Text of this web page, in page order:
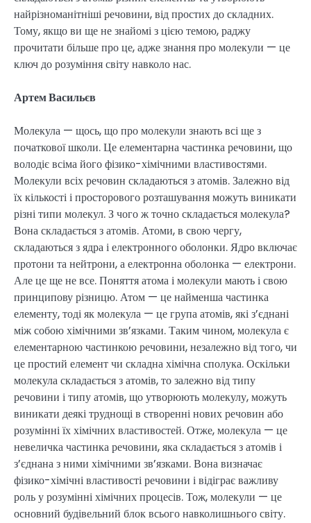
найрізноманітніші речовини, від простих до складних.
Тому, якщо ви ще не знайомі з цією темою, раджу
прочитати більше про це, адже знання про молекули — це
ключ до розуміння світу навколо нас.
Артем Васильєв
Молекула — щось, що про молекули знають всі ще з
початкової школи. Це елементарна частинка речовини, що
володіє всіма його фізико-хімічними властивостями.
Молекули всіх речовин складаються з атомів. Залежно від
їх кількості і просторового розташування можуть виникати
різні типи молекул. З чого ж точно складається молекула?
Вона складається з атомів. Атоми, в свою чергу,
складаються з ядра і електронного оболонки. Ядро включає
протони та нейтрони, а електронна оболонка — електрони.
Але це ще не все. Поняття атома і молекули мають і свою
принципову різницю. Атом — це найменша частинка
елементу, тоді як молекула — це група атомів, які з’єднані
між собою хімічними зв’язками. Таким чином, молекула є
елементарною частинкою речовини, незалежно від того, чи
це простий елемент чи складна хімічна сполука. Оскільки
молекула складається з атомів, то залежно від типу
речовини і типу атомів, що утворюють молекулу, можуть
виникати деякі труднощі в створенні нових речовин або
розумінні їх хімічних властивостей. Отже, молекула — це
невеличка частинка речовини, яка складається з атомів і
з’єднана з ними хімічними зв’язками. Вона визначає
фізико-хімічні властивості речовини і відіграє важливу
роль у розумінні хімічних процесів. Тож, молекули — це
основний будівельний блок всього навколишнього світу.